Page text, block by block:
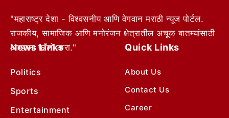
"महाराष्ट्र देशा - विश्वसनीय आणि वेगवान मराठी न्यूज पोर्टल.
राजकीय, सामाजिक आणि मनोरंजन क्षेत्रातील अचूक बातम्यांसाठी
आम्हाला फॉलो करा."
News Links
Politics
Sports
Entertainment
Quick Links
About Us
Contact Us
Career